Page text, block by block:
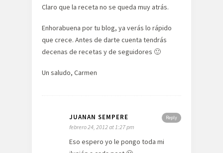
Claro que la receta no se queda muy atrás.
Enhorabuena por tu blog, ya verás lo rápido
que crece. Antes de darte cuenta tendrás
decenas de recetas y de seguidores 🙂
Un saludo, Carmen
Reply
JUANAN SEMPERE
febrero 24, 2012 at 1:27 pm
Eso espero yo le pongo toda mi